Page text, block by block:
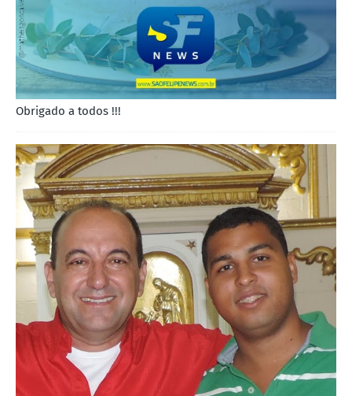
Obrigado a todos !!!